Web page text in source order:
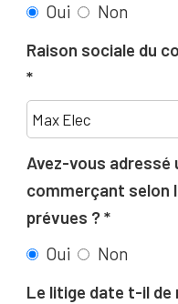
Oui
Non
Raison sociale du
Avez-vous
commerçant selon
prévues ?
Oui
Non
Le litige date t-il de